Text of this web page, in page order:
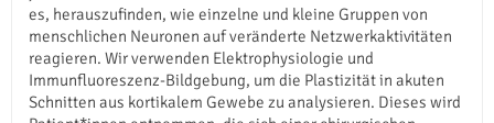
es, herauszufinden, wie einzelne und kleine Gruppen von
menschlichen Neuronen auf veränderte Netzwerkaktivitäten
reagieren. Wir verwenden Elektrophysiologie und
Immunfluoreszenz-Bildgebung, um die Plastizität in akuten
Schnitten aus kortikalem Gewebe zu analysieren. Dieses wird